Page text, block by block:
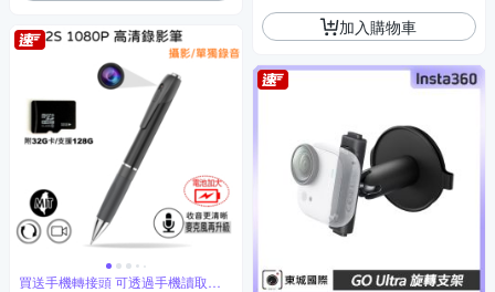
買送手機轉接頭 可透過手機讀取資
加入購物車